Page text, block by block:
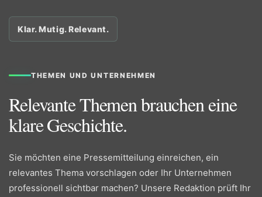
Klar. Mutig. Relevant.
THEMEN UND UNTERNEHMEN
Relevante Themen brauchen eine
klare Geschichte.
Sie möchten eine Pressemitteilung einreichen, ein
relevantes Thema vorschlagen oder Ihr Unternehmen
professionell sichtbar machen? Unsere Redaktion prüft Ihr